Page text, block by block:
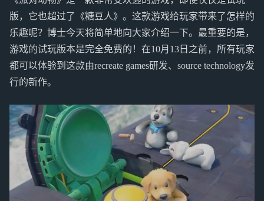
版，它也超过了《糖豆人》。这款游戏给玩家带来了怎样的
乐趣呢？博士今天将简单地向大家介绍一下。最重要的是，
游戏的试玩版本是完全免费的！在10月13日之前，所有玩家
都可以体验到这款由recreate games研发、source technology发
行的新作。